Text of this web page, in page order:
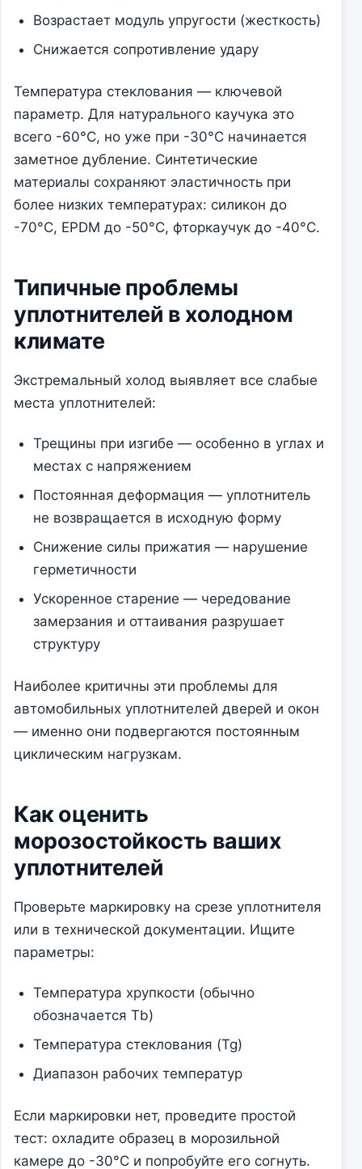
Возрастает модуль упругости (жесткость)
Снижается сопротивление удару
Температура стеклования — ключевой
параметр. Для натурального каучука это
всего -60°C, но уже при -30°C начинается
заметное дубление. Синтетические
материалы сохраняют эластичность при
более низких температурах: силикон до
-70°C, EPDM до -50°C, фторкаучук до -40°C.
Типичные проблемы
уплотнителей в холодном
климате
Экстремальный холод выявляет все слабые
места уплотнителей:
Трещины при изгибе — особенно в углах и
местах с напряжением
Постоянная деформация — уплотнитель
не возвращается в исходную форму
Снижение силы прижатия — нарушение
герметичности
Ускоренное старение — чередование
замерзания и оттаивания разрушает
структуру
Наиболее критичны эти проблемы для
автомобильных уплотнителей дверей и окон
— именно они подвергаются постоянным
циклическим нагрузкам.
Как оценить
морозостойкость ваших
уплотнителей
Проверьте маркировку на срезе уплотнителя
или в технической документации. Ищите
параметры:
Температура хрупкости (обычно
обозначается Tb)
Температура стеклования (Tg)
Диапазон рабочих температур
Если маркировки нет, проведите простой
тест: охладите образец в морозильной
камере до -30°C и попробуйте его согнуть.